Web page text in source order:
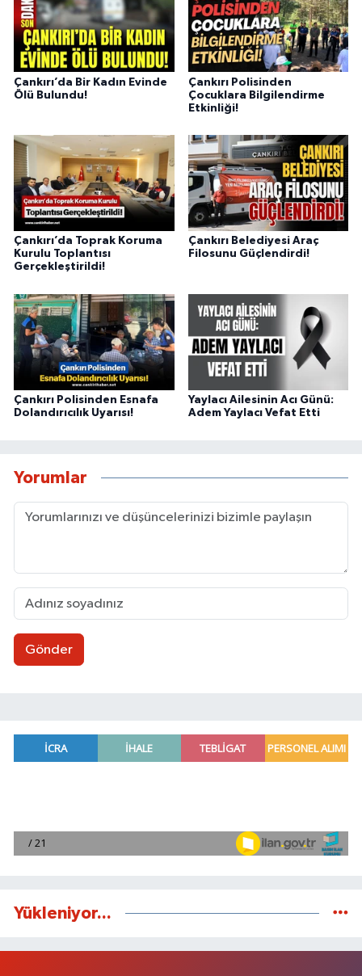
Çankırı’da Bir Kadın Evinde
Ölü Bulundu!
Çankırı Polisinden
Çocuklara Bilgilendirme
Etkinliği!
Çankırı’da Toprak Koruma
Kurulu Toplantısı
Gerçekleştirildi!
Çankırı Belediyesi Araç
Filosunu Güçlendirdi!
Çankırı Polisinden Esnafa
Dolandırıcılık Uyarısı!
Yaylacı Ailesinin Acı Günü:
Adem Yaylacı Vefat Etti
Yorumlar
Gönder
Yükleniyor...